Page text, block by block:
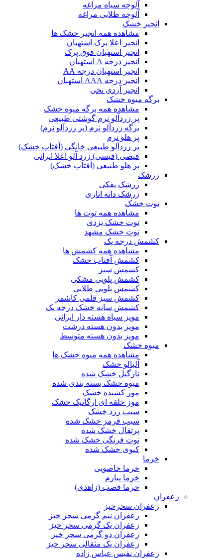
آلوچه سیاه مراغه
آلوچه طلایی مراغه
انجیر خشک
مشاهده همه انجیر خشک ها
انجیر اعلا پرک استهبان
انجیر استهبان فوق پرک
انجیر درجه A استهبان
انجیر استهبان درجه AA
انجیر درجه AAA استهبان
انجیر آردی نخی
برگه میوه خشک
مشاهده همه برگه میوه خشک
پر زردآلو نرم گوشتی طبیعی
برگه زردآلو نرم (پر زردآلو نرم)
پر هلو نرم
پر زردآلو طبیعی خانگی (آفتاب خشک)
قیصی (قیسی) زرد آلو اعلا ایرانی
پر هلو طبیعی (آفتاب خشک)
زرشک
زرشک پفکی
زرشک دانه اناری
توت خشک
مشاهده همه توت ها
توت خشک یزدی
توت خشک مشهد
کشمش درجه یک
مشاهده همه کشمش ها
کشمش آفتاب خشک
کشمش سبز
کشمش پلویی مشکی
کشمش پلویی طلایی
کشمش سبز قلمی کاشمر
کشمش سایه خشک درجه یک
مویز سیاه هسته دار ایرانی
مویز بدون هسته درشت
مویز بدون هسته متوسط
میوه خشک
مشاهده همه میوه خشک ها
آلبالو خشک
نارگیل خشک شده
میوه خشک بسته بندی شده
موز کشیده خشک
موز حلقه ای ارگانیک خشک
سیب زرد خشک
سیب قرمز خشک شده
پرتقال خشک شده
توت فرنگی خشک شده
کیوی خشک شده
خرما
خرما خاصویی
خرما پیارم
خرما قصب (زاهدی)
زعفران
زعفران سحرخیز
زعفران نیم گرمی سحر خیز
زعفران یک گرمی سحر خیز
زعفران دو گرمی سحر خیز
زعفران یک مثقالی سحر خیز
زعفران نفیس عباس زاده